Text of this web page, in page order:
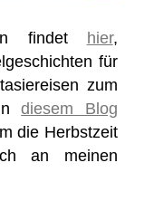
findet hier,
für
zum
indiesem Blog
die Herbstzeit
an meinen